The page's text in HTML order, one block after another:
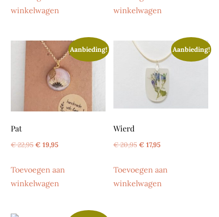
€ 20,95.€ 17,95.
winkelwagen
€ 16,95.€ 13,95.
winkelwagen
Aanbieding!
Pat
€22,95Oorspronkelijke
was:
€ 22,95.
€ 19,95Huidige
is:
€ 19,95.
Toevoegen aan
winkelwagen
Aanbieding!
Wierd
€20,95 Oorspronkelijke
was:
€ 20,95.
€ 17,95Huidige
is:
€ 17,95.
Toevoegen aan
winkelwagen